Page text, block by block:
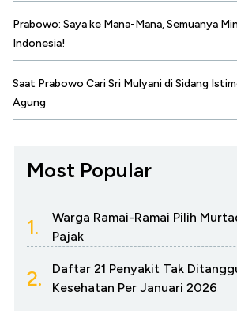
Prabowo: Saya ke Mana-Mana, Semuanya
Indonesia!
Saat Prabowo Cari Sri Mulyani di Sidang
Agung
Most Popular
1.
Warga Ramai-Ramai Pilih
Pajak
2.
Daftar 21 Penyakit Tak
Kesehatan Per Januari 2026